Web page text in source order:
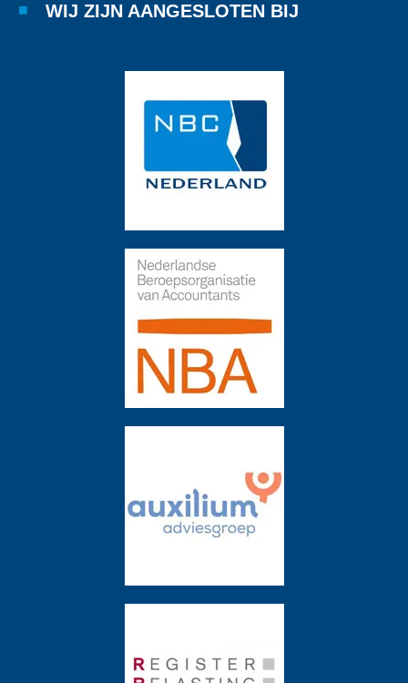
WIJ ZIJN AANGESLOTEN BIJ